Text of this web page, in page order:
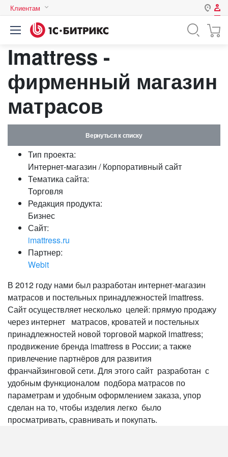
Клиентам
Авторизация
Логин
Пароль
Запомнить меня на этом
Забыли свой пароль?
Imattress -
фирменный магазин
матрасов
Вернуться к списку
Тип проекта:
Интернет-магазин / Корпоративный сайт
Тематика сайта:
Торговля
Редакция продукта:
Бизнес
Сайт:
imattress.ru
Партнер:
Webit
В 2012 году нами был разработан интернет-магазин
матрасов и постельных принадлежностей imattress.
Сайт осуществляет несколько целей: прямую продажу
через интернет матрасов, кроватей и постельных
принадлежностей новой торговой маркой imattress;
продвижение бренда imattress в России; а также
привлечение партнёров для развития
франчайзинговой сети. Для этого сайт разработан с
удобным функционалом подбора матрасов по
параметрам и удобным оформлением заказа, упор
сделан на то, чтобы изделия легко было
просматривать, сравнивать и покупать.